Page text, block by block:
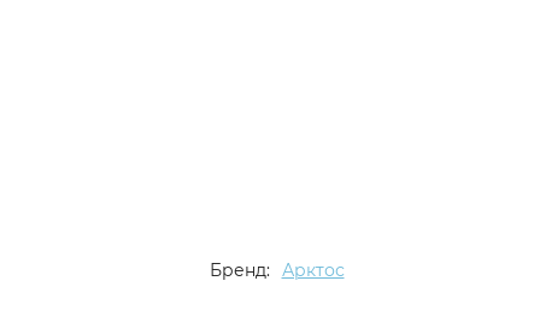
Бренд: Арктос